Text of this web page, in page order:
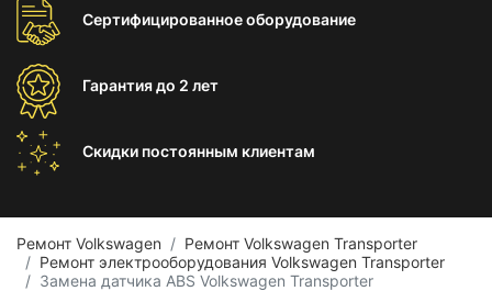
Сертифицированноеоборудование
Гарантиядо 2 лет
Скидки постоянным клиентам
Ремонт Volkswagen
Ремонт Volkswagen Transporter
Ремонт электрооборудования Volkswagen Transporter
Замена датчика ABS Volkswagen Transporter